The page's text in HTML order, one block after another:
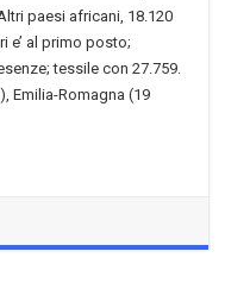
paesi africani, 18.120
e’ al primo posto;
tessile con 27.759.
Emilia-Romagna (19